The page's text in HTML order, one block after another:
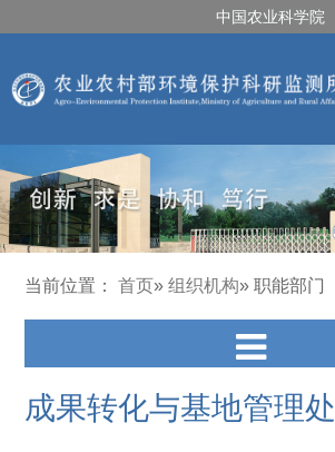
中国农业科学院
当前位置：首页»组织机构» 职能部门
成果转化与基地管理处